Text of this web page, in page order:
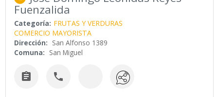
Fuenzalida
Categoría: FRUTAS Y VERDURAS
COMERCIO MAYORISTA
Dirección: San Alfonso 1389
Comuna: San Miguel
 